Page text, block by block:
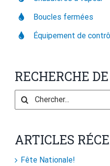
Boucles fermées
Équipement de
RECHERCHE
Search
for:
ARTICLES
Fête Nationale!